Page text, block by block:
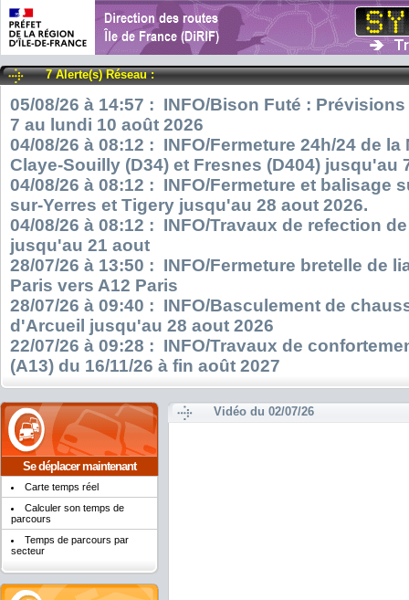
7 Alerte(s) Réseau :
05/08/26 à 14:57 : INFO/Bison Futé :
7 au lundi 10 août 2026
04/08/26 à 08:12 : INFO/Fermeture 24h/24 de
Claye-Souilly (D34) et Fresnes (D404) jusqu'au
04/08/26 à 08:12 : INFO/Fermeture et balisage
sur-Yerres et Tigery jusqu'au 28 aout 2026.
04/08/26 à 08:12 : INFO/Travaux de refection
jusqu'au 21 aout
28/07/26 à 13:50 : INFO/Fermeture bretelle de
Paris vers A12 Paris
28/07/26 à 09:40 : INFO/Basculement de
d'Arcueil jusqu'au 28 aout 2026
22/07/26 à 09:28 : INFO/Travaux de
(A13) du 16/11/26 à fin août 2027
Se déplacer maintenant
Carte temps réel
Calculer son temps de
parcours
Temps de parcours par
secteur
Vidéo du 02/07/26